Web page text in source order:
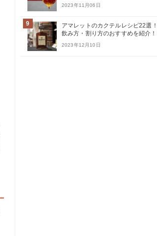
2023年11月06日
9
アマレットのカクテルレシピ22選！
飲み方・割り方のおすすめを紹介！
2023年12月10日